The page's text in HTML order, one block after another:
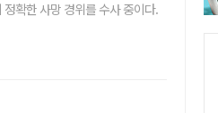
확한 사망 경위를 수사 중이다.